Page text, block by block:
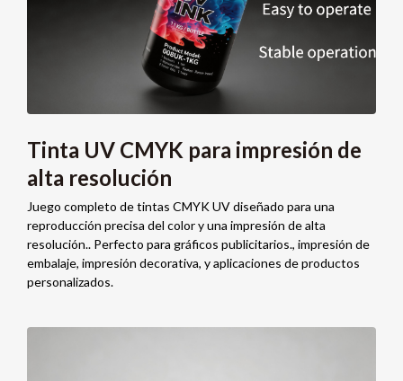
Tinta UV CMYK para impresión de
alta resolución
Juego completo de tintas CMYK UV diseñado para una
reproducción precisa del color y una impresión de alta
resolución.. Perfecto para gráficos publicitarios., impresión de
embalaje, impresión decorativa, y aplicaciones de productos
personalizados.